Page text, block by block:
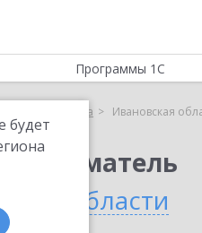
будет
Программы 1С
Выбор партнёра Ивановская
области